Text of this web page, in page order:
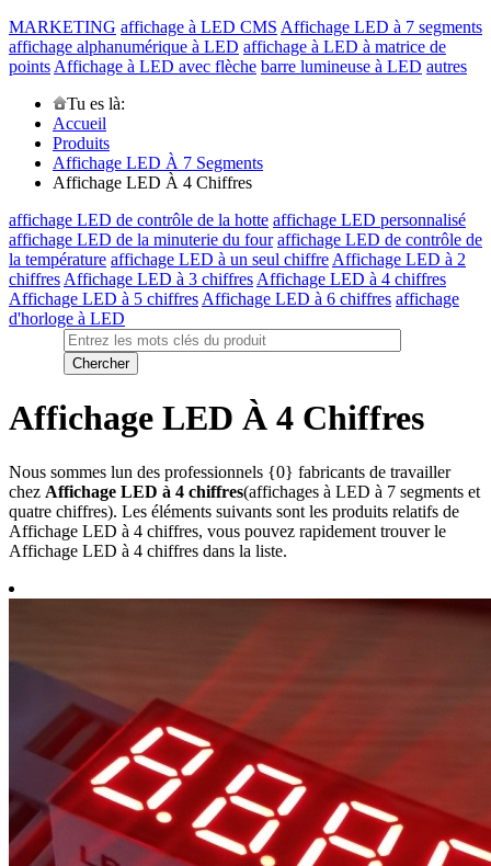
MARKETING affichage à LED CMS Affichage LED à 7 segments
affichage alphanumérique à LED affichage à LED à matrice de
points Affichage à LED avec flèche barre lumineuse à LED autres
Tu es là:
Accueil
Produits
Affichage LED À 7 Segments
Affichage LED À 4 Chiffres
affichage LED de contrôle de la hotte affichage LED personnalisé
affichage LED de la minuterie du four affichage LED de contrôle de
la température affichage LED à un seul chiffre Affichage LED à 2
chiffres Affichage LED à 3 chiffres Affichage LED à 4 chiffres
Affichage LED à 5 chiffres Affichage LED à 6 chiffres affichage
d'horloge à LED
Affichage LED À 4 Chiffres
Nous sommes lun des professionnels {0} fabricants de travailler
chez Affichage LED à 4 chiffres(affichages à LED à 7 segments et
quatre chiffres). Les éléments suivants sont les produits relatifs de
Affichage LED à 4 chiffres, vous pouvez rapidement trouver le
Affichage LED à 4 chiffres dans la liste.